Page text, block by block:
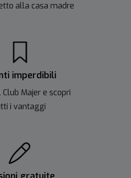
alla casa madre
imperdibili
Majer e scopri
i vantaggi